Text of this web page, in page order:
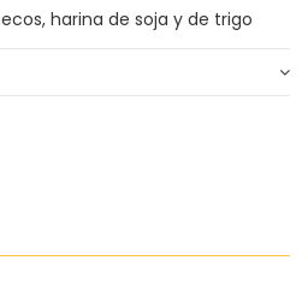
harina de soja y de trigo